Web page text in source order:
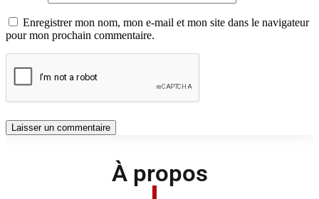
Enregistrer mon nom, mon e-mail et mon site dans le navigateur
pour mon prochain commentaire.
À propos